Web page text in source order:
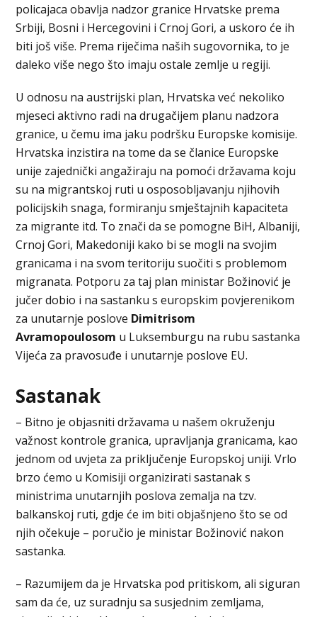
policajaca obavlja nadzor granice Hrvatske prema
Srbiji, Bosni i Hercegovini i Crnoj Gori, a uskoro će ih
biti još više. Prema riječima naših sugovornika, to je
daleko više nego što imaju ostale zemlje u regiji.
U odnosu na austrijski plan, Hrvatska već nekoliko
mjeseci aktivno radi na drugačijem planu nadzora
granice, u čemu ima jaku podršku Europske komisije.
Hrvatska inzistira na tome da se članice Europske
unije zajednički angažiraju na pomoći državama koju
su na migrantskoj ruti u osposobljavanju njihovih
policijskih snaga, formiranju smještajnih kapaciteta
za migrante itd. To znači da se pomogne BiH, Albaniji,
Crnoj Gori, Makedoniji kako bi se mogli na svojim
granicama i na svom teritoriju suočiti s problemom
migranata. Potporu za taj plan ministar Božinović je
jučer dobio i na sastanku s europskim povjerenikom
za unutarnje poslove Dimitrisom
Avramopoulosom u Luksemburgu na rubu sastanka
Vijeća za pravosuđe i unutarnje poslove EU.
Sastanak
– Bitno je objasniti državama u našem okruženju
važnost kontrole granica, upravljanja granicama, kao
jednom od uvjeta za priključenje Europskoj uniji. Vrlo
brzo ćemo u Komisiji organizirati sastanak s
ministrima unutarnjih poslova zemalja na tzv.
balkanskoj ruti, gdje će im biti objašnjeno što se od
njih očekuje – poručio je ministar Božinović nakon
sastanka.
– Razumijem da je Hrvatska pod pritiskom, ali siguran
sam da će, uz suradnju sa susjednim zemljama,